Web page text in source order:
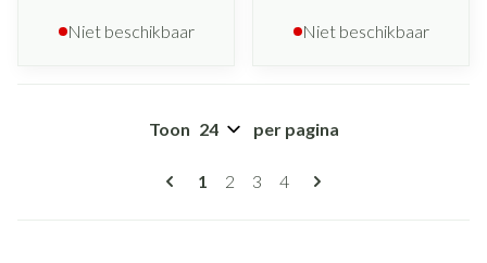
Niet beschikbaar Niet beschikbaar
Pagina's
U lees momenteel pagina
1 Pagina
2 Pagina
3 Pagina
4
Toon per pagina